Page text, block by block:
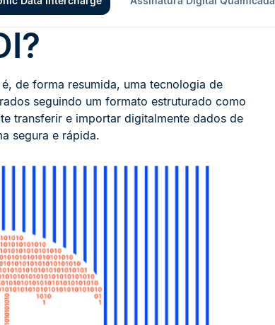
de forma resumida, uma tecnologia de
seguindo um formato estruturado como
transferir e importar digitalmente dados de
segura e rápida.